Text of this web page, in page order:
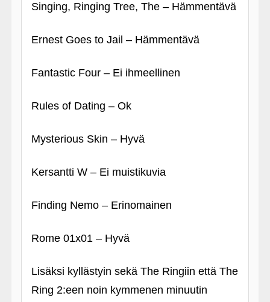
Singing, Ringing Tree, The – Hämmentävä
Ernest Goes to Jail – Hämmentävä
Fantastic Four – Ei ihmeellinen
Rules of Dating – Ok
Mysterious Skin – Hyvä
Kersantti W – Ei muistikuvia
Finding Nemo – Erinomainen
Rome 01x01 – Hyvä
Lisäksi kyllästyin sekä The Ringiin että The
Ring 2:een noin kymmenen minuutin